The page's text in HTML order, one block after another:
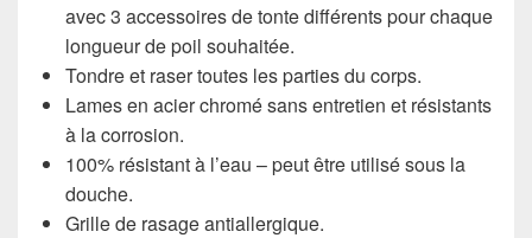
avec 3 accessoires de tonte différents pour chaque
longueur de poil souhaitée.
Tondre et raser toutes les parties du corps.
Lames en acier chromé sans entretien et résistants
à la corrosion.
100% résistant à l’eau – peut être utilisé sous la
douche.
Grille de rasage antiallergique.